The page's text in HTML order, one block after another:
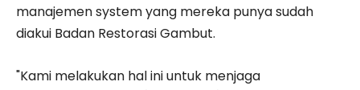
manajemen system yang mereka punya sudah
diakui Badan Restorasi Gambut.
"Kami melakukan hal ini untuk menjaga